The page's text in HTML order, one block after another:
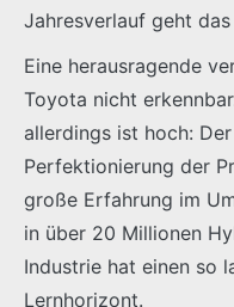
Jahresverlauf geht
Eine herausragende
Toyota nicht
allerdings ist hoch:
Perfektionierung der
große Erfahrung im
in über 20 Millionen
Industrie hat einen so
Lernhorizont.